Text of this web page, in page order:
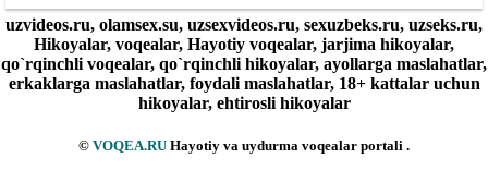
uzvideos.ru, olamsex.su, uzsexvideos.ru, sexuzbeks.ru, uzseks.ru,
Hikoyalar, voqealar, Hayotiy voqealar, jarjima hikoyalar,
qo`rqinchli voqealar, qo`rqinchli hikoyalar, ayollarga maslahatlar,
erkaklarga maslahatlar, foydali maslahatlar, 18+ kattalar uchun
hikoyalar, ehtirosli hikoyalar
© VOQEA.RU Hayotiy va uydurma voqealar portali .